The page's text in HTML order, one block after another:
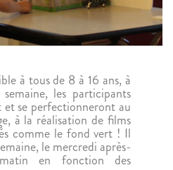
à tous de 8 à 16 ans, à
les participants
se perfectionneront au
à la réalisation de films
comme le fond vert ! Il
le mercredi après-
en fonction des